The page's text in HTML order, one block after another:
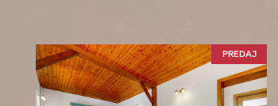
PREDAJ